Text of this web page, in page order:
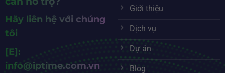
Hãy liên hệ với chúng
tôi
[E]:
info@iptime.com.vn
Giới thiệu
Dịch vụ
Dự án
Blog